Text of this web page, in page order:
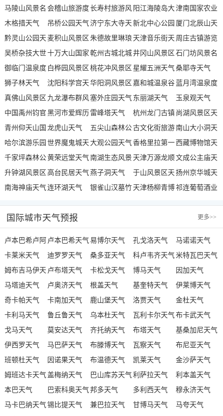
家乐景区天气
天气
马陵山风景名
胜区天气
会稽山旅游度
假区天气
长寿村旅游风
景区天气
阳江海陵岛大
角湾风景名胜
区天气
津南国家农业
科技园区天气
木格措天气 吊桥公园天气 济宁东大寺天
气
新北中心公园
天气
厦门北辰山天
气
黔灵山公园天
气
麦积山风景区
天气
朱德故里琳琅
山景区天气
天津音乐街天
气
周庄古镇游览
区天气
吴桥杂技大世
界天气
十万大山国家
森林公园天气
乾州古城北城
门天气
井冈山风景区
天气
石门坊风景名
胜区天气
御临门温泉度
假村天气
白桦园风景区
天气
桃花冲风景区
天气
星耀五洲天气桑耶寺天气
狮子林天气
沈阳科学宫天
气
华阳洞风景区
天气
嘉和城温泉谷
天气
蓝月湾温泉度
假邨天气
真佛山风景区
天气
九龙瀑布群风
景区天气
塞外庄园天气 东丽湖天气
玉泉观天气
中国禹州钧官
窑址博物馆天
气
黑河市爱辉历
史陈列馆天气
雷峰塔天气
杭州龙门古镇
天气
尚湖风景区天
气
青州仰天山国
家森林公园天
气
龙虎山天气
五尖山森林公
园天气
古文化街旅游
区南门天气
南山大小洞天
旅游区天气
哈尔滨游乐园
天气
世界魔鬼城天
气
大观公园天气香格里拉第一
村印经院文化
旅游景区天气
西藏博物馆天
气
千家坪森林公
园天气
黄荣远堂天气南湖生态风景
区天气
天津万源龙顺
度假庄园天气
文成公主庙天
气
升钟湖风景区
天气
高台民居天气燕子洞天气
于山风景区天
气
扬州京华城天
气
南海神庙天气连环湖天气
银雀山汉墓竹 天津杨柳青博祁连葡萄酒业
国际城市天气预报 更多>>
卢本巴希卢阿
诺天气
卢本巴希天气易博尔天气 孔戈洛天气
马诺诺天气
卡莱米天气
迪罗罗天气 桑多亚天气 科卢韦齐天气米特瓦巴天气
姆布吉马伊天
气
卢布塔天气 卡松戈天气 博马天气
因加天气
马塔迪天气
卢奥济天气 根盖天气 基奎特天气
伊莱博天气
奇卡帕天气
卡南加天气 鹿山堡天气 洛贾天气
金杜天气
卡利马天气
鲁丘鲁天气 乌本杜天气 瓦利卡尔天气布卡武天气
戈马天气
莫安达天气 齐托纳天气 布塔天气
基桑加尼天气
伊西罗天气
马巴萨天气 布滕博天气 瓦察天气
布尼亚天气
班顿杜天气
因诺果天气 布温德天气 凯莱天气
金沙萨天气
姆班达卡天气 盖梅纳天气 巴山库苏天气利萨拉天气
利本盖天气
本巴天气
巴索科奥天气邦多天气 多利西天气
穆永济天气
马卡巴纳天气锡比提天气 兼巴拉天气 甘博马天气 马夸天气